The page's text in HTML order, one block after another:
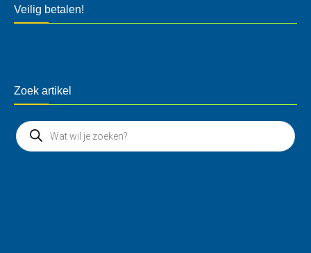
Veilig betalen!
Zoek artikel